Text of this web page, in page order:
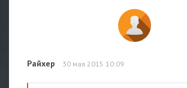
Райхер 30 мая 2015 10:09